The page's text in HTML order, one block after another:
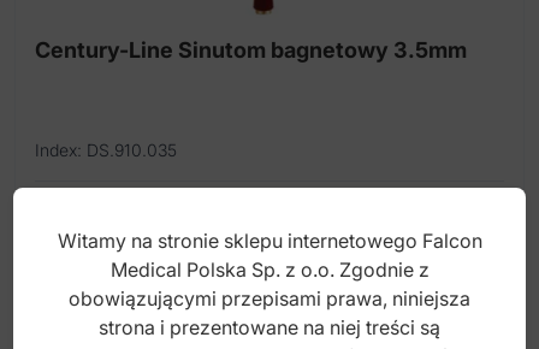
Century-Line Sinutom bagnetowy 3.5mm
Index: DS.910.035
250,00
Witamy na stronie sklepu internetowego Falcon
Medical Polska Sp. z o.o. Zgodnie z
obowiązującymi przepisami prawa, niniejsza
strona i prezentowane na niej treści są